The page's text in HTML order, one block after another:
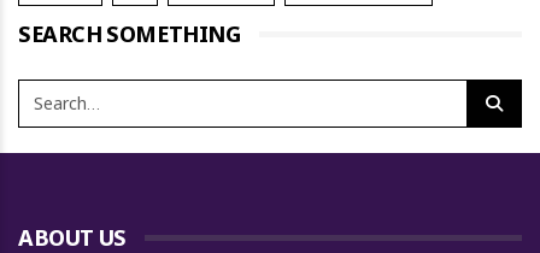
SEARCH SOMETHING
ABOUT US